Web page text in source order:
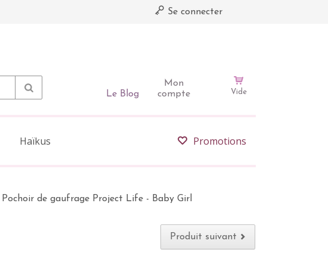
Se connecter
Mon
compte
Le Blog Vide
Promotions
Haïkus
Pochoir de gaufrage Project Life - Baby Girl
Produit suivant